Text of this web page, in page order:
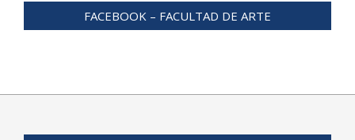
FACEBOOK – FACULTAD DE ARTE